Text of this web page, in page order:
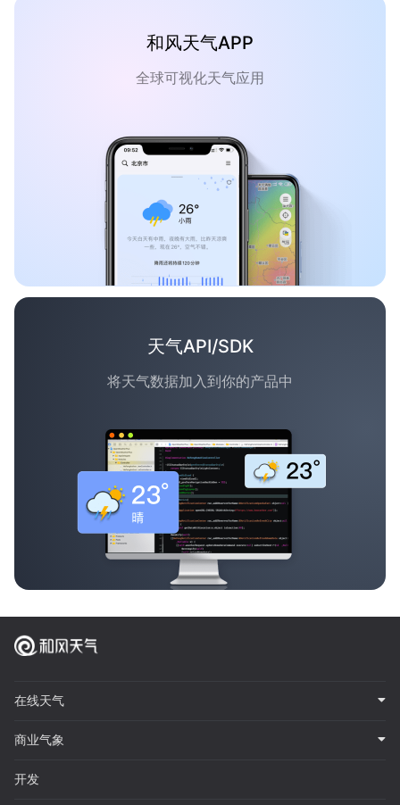
和风天气APP
全球可视化天气应用
天气API/SDK
将天气数据加入到你的产品中
在线天气
商业气象
开发